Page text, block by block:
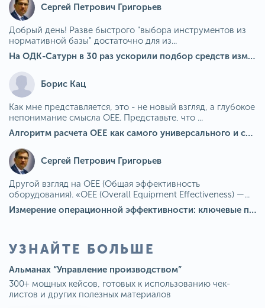
Сергей Петрович Григорьев
Добрый день! Разве быстрого "выбора инструментов из
нормативной базы" достаточно для из...
На ОДК-Сатурн в 30 раз ускорили подбор средств измерения для контроля качества продукции
Борис Кац
Как мне представляется, это - не новый взгляд, а глубокое
непонимание смысла OEE. Представьте, что ...
Алгоритм расчета ОЕЕ как самого универсального и современного показателя эффективности оборудования в мире
Сергей Петрович Григорьев
Другой взгляд на OEE (Общая эффективность
оборудования). «OEE (Overall Equipment Effectiveness) —...
Измерение операционной эффективности: ключевые показатели для непрерывного совершенствования
УЗНАЙТЕ БОЛЬШЕ
Альманах “Управление производством”
300+ мощных кейсов, готовых к использованию чек-
листов и других полезных материалов